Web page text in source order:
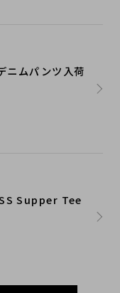
ムパンツ入荷
Supper Tee